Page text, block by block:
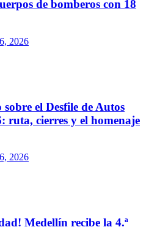
de bomberos con 18
2026
el Desfile de Autos
ruta, cierres y el homenaje
2026
Medellín recibe la 4.ª